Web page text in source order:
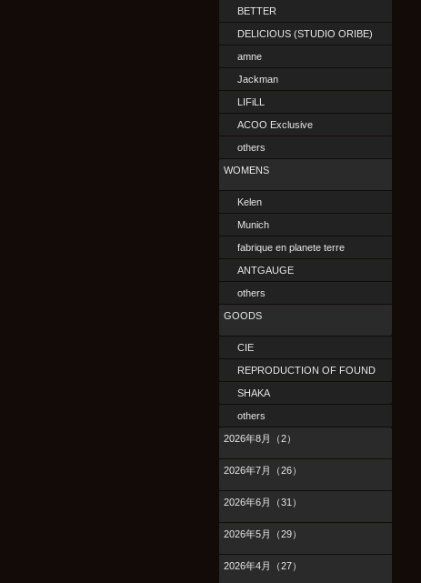
BETTER
DELICIOUS (STUDIO ORIBE)
amne
Jackman
LIFiLL
ACOO Exclusive
others
WOMENS
Kelen
Munich
fabrique en planete terre
ANTGAUGE
others
GOODS
CIE
REPRODUCTION OF FOUND
SHAKA
others
2026年8月（2）
2026年7月（26）
2026年6月（31）
2026年5月（29）
2026年4月（27）